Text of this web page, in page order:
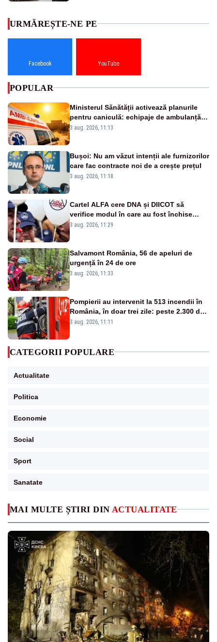
MAI MULTE ȘTIRI DIN ACTUALITATE
URMĂREȘTE-NE PE
Facebook YouTube
POPULAR
Ministerul Sănătății activează planurile
pentru caniculă: echipaje de ambulanță
suplimentate, stocuri de medicamente
3 aug. 2026, 11:13
Bușoi: Nu am văzut intenții ale furnizorilor
care fac contracte noi de a crește prețul
3 aug. 2026, 11:18
Cartel ALFA cere DNA și DIICOT să
verifice modul în care au fost închise
centralele pe cărbune
3 aug. 2026, 11:29
Salvamont România, 56 de apeluri de
urgență în 24 de ore
3 aug. 2026, 11:33
Pompierii au intervenit la 513 incendii în
România, în doar trei zile: peste 2.300 de
hectare de teren au fost afectate
3 aug. 2026, 11:11
CATEGORII POPULARE
Actualitate
Politica
Economie
Social
Sport
Sanatate